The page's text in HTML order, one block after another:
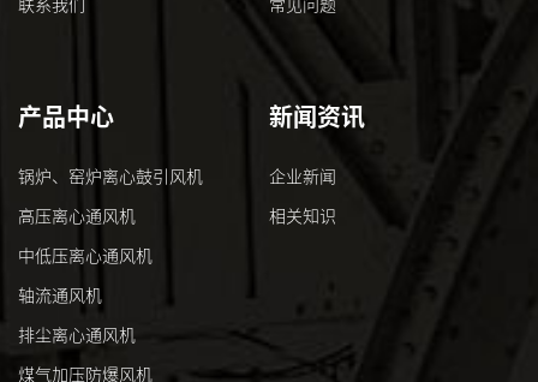
联系我们 常见问题
产品中心
锅炉、窑炉离心鼓引风机
高压离心通风机
中低压离心通风机
轴流通风机
排尘离心通风机
煤气加压防爆风机
新闻资讯
企业新闻
相关知识